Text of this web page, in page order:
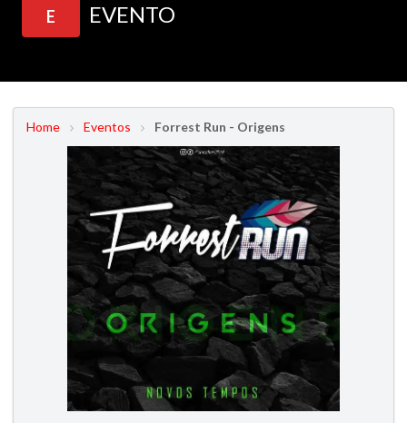
E EVENTO
Home Eventos Forrest Run - Origens